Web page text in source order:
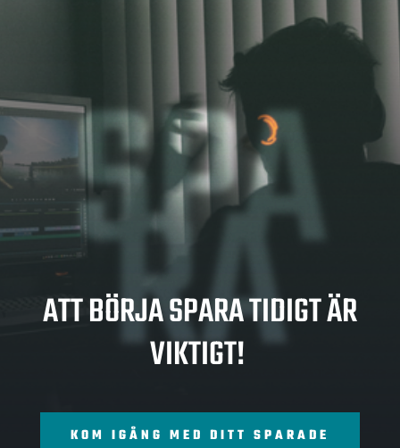
SPA
RA
ATT BÖRJA SPARA TIDIGT ÄR
VIKTIGT!
KOM IGÅNG MED DITT SPARADE